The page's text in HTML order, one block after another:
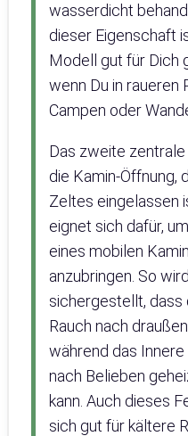
wasserdicht
dieser Eigenschaft
Modell gut für Dich
wenn Du in raueren
Campen oder
Das zweite
die Kamin-Öffnung,
Zeltes eingelassen
eignet sich dafür,
eines mobilen
anzubringen. So wird
sichergestellt, dass
Rauch nach
während das
nach Belieben
kann. Auch dieses
sich gut für kältere